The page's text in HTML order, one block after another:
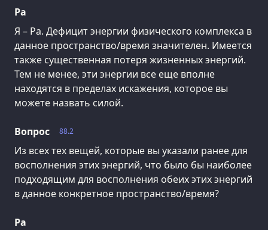
Ра
Я – Ра. Дефицит энергии физического комплекса в
данное пространство/время значителен. Имеется
также существенная потеря жизненных энергий.
Тем не менее, эти энергии все еще вполне
находятся в пределах искажения, которое вы
можете назвать силой.
88.2
Вопрос
Из всех тех вещей, которые вы указали ранее для
восполнения этих энергий, что было бы наиболее
подходящим для восполнения обеих этих энергий
в данное конкретное пространство/время?
Ра